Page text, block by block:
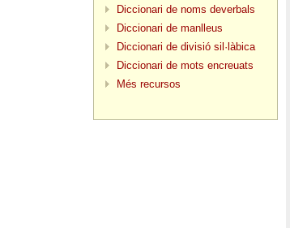
Diccionari de noms deverbals
Diccionari de manlleus
Diccionari de divisió sil·làbica
Diccionari de mots encreuats
Més recursos